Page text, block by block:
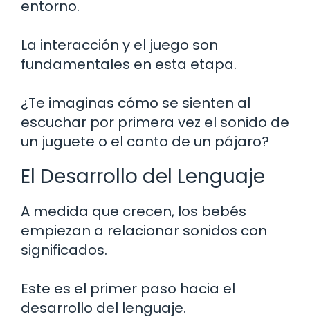
entorno.
La interacción y el juego son
fundamentales en esta etapa.
¿Te imaginas cómo se sienten al
escuchar por primera vez el sonido de
un juguete o el canto de un pájaro?
El Desarrollo del Lenguaje
A medida que crecen, los bebés
empiezan a relacionar sonidos con
significados.
Este es el primer paso hacia el
desarrollo del lenguaje.